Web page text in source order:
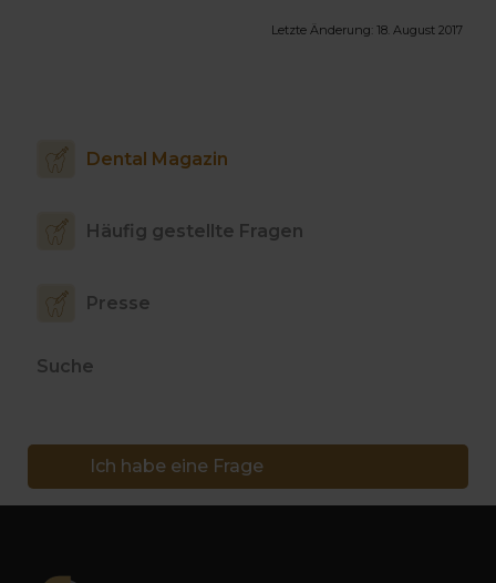
Letzte Änderung: 18. August 2017
Dental Magazin
Häufig gestellte Fragen
Presse
Suche
Ich habe eine Frage